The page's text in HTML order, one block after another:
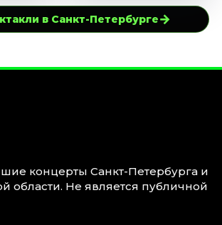
в Санкт-Петербурге→
концерты Санкт-Петербурга и
области. Не является публичной